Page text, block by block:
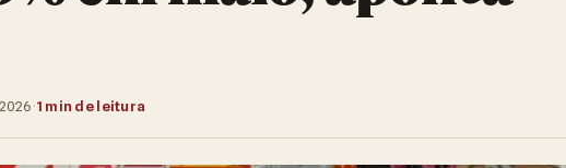
·1 min de leitura